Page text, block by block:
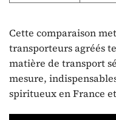
Cette comparaison
transporteurs agréés
matière de transport
mesure,
spiritueux en France